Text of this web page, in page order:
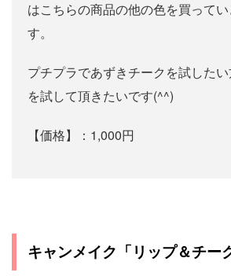
はこちらの商品の他の色を買って
す。
プチプラであずきチークを試した
を試して頂きたいです(^^)
【価格】：1,000円
キャンメイク「リップ＆チー